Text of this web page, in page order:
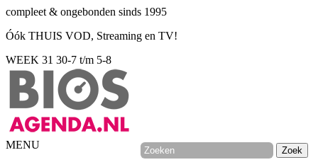
compleet & ongebonden sinds 1995
Óók THUIS VOD, Streaming en TV!
WEEK 31 30-7 t/m 5-8
MENU